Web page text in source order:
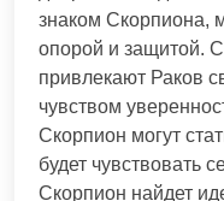
знаком Скорпиона,
опорой и защитой.
привлекают Раков
чувством
Скорпион могут
будет чувствовать
Скорпион найдет